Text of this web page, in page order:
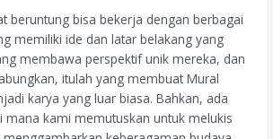
beruntung bisa bekerja dengan berbagai
memiliki ide dan latar belakang yang
membawa perspektif unik mereka, dan
itulah yang membuat Mural
karya yang luar biasa. Bahkan, ada
mana kami memutuskan untuk melukis